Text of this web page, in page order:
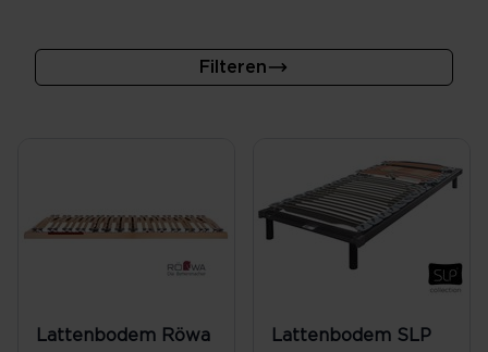
Filteren
Lattenbodem Röwa
Lattenbodem SLP